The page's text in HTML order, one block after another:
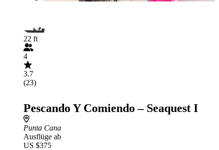
22 ft
4
3.7
(23)
Pescando Y Comiendo – Seaquest I
Punta Cana
Ausflüge ab
US $375